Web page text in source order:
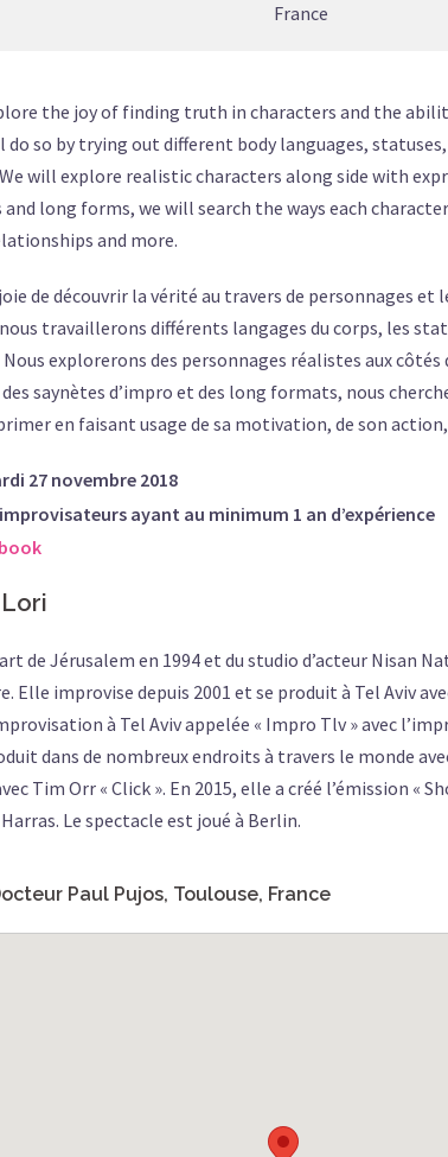
France
the joy of finding truth in characters and the
do so by trying out different body languages,
will explore realistic characters along side with
and long forms, we will search the ways each
and more.
de découvrir la vérité au travers de personnages et
travaillerons différents langages du corps, les
explorerons des personnages réalistes aux côtés
saynètes d’impro et des long formats, nous
en faisant usage de sa motivation, de son
27 novembre 2018
ayant au minimum 1 an d’expérience
de Jérusalem en 1994 et du studio d’acteur Nisan
Elle improvise depuis 2001 et se produit à Tel Aviv
à Tel Aviv appelée « Impro Tlv » avec
dans de nombreux endroits à travers le monde
Tim Orr « Click ». En 2015, elle a créé l’émission «
Le spectacle est joué à Berlin.
Paul Pujos, Toulouse, France